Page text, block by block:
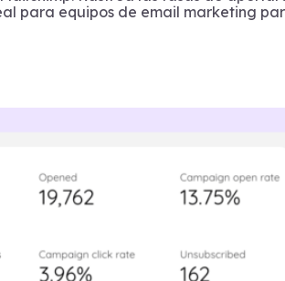
para equipos de email marketing